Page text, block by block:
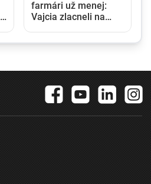
farmári už menej:
Vajcia zlacneli na